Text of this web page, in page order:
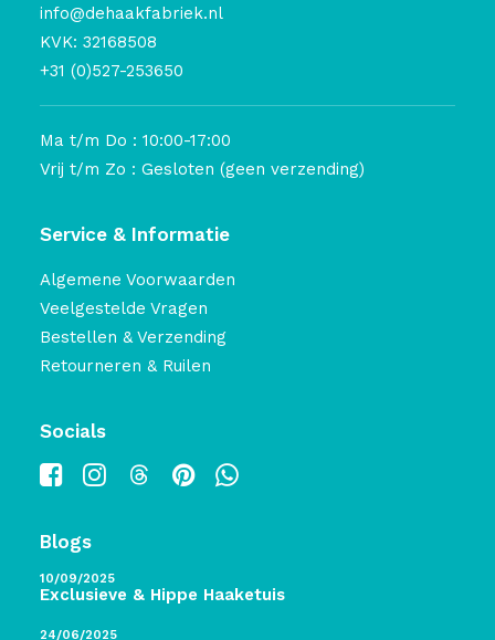
info@dehaakfabriek.nl
KVK: 32168508
+31 (0)527-253650
Ma t/m Do : 10:00-17:00
Vrij t/m Zo : Gesloten (geen verzending)
Service & Informatie
Algemene Voorwaarden
Veelgestelde Vragen
Bestellen & Verzending
Retourneren & Ruilen
Socials
Blogs
10/09/2025
Exclusieve & Hippe Haaketuis
24/06/2025